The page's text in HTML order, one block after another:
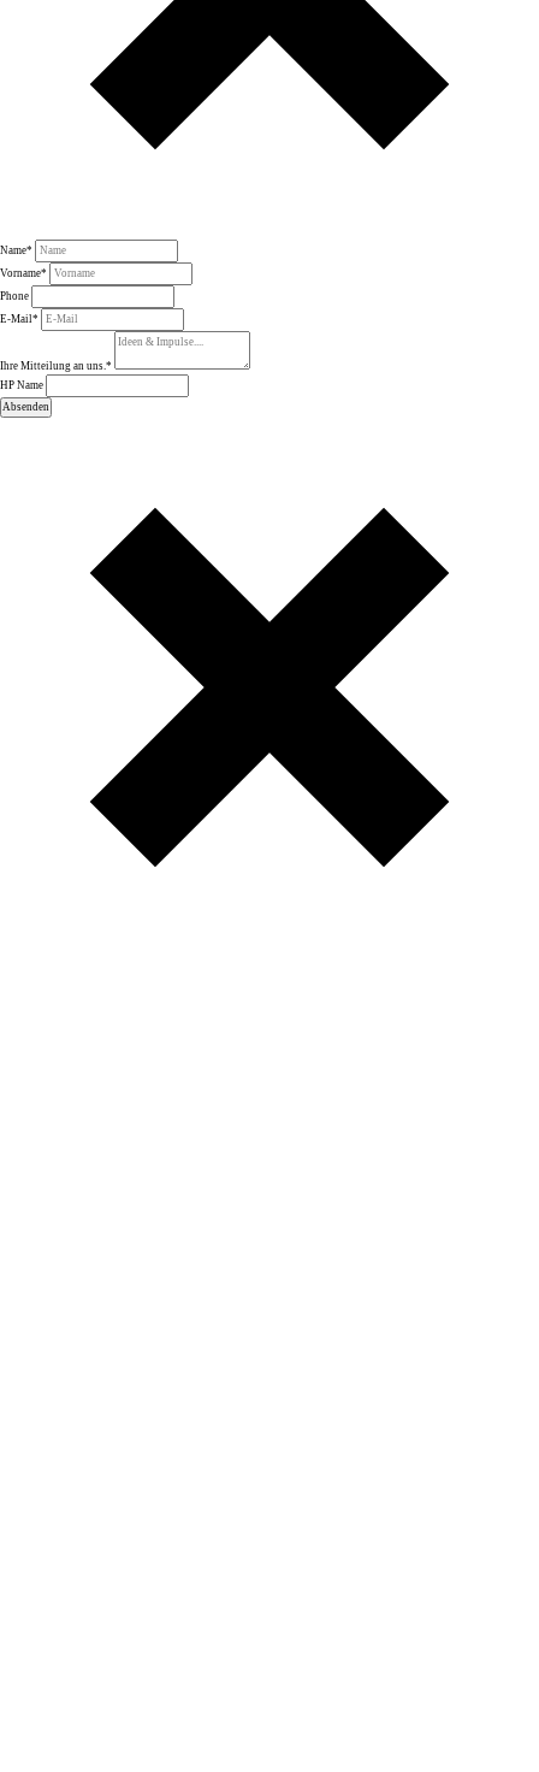
Name*
Vorname*
Phone
E-Mail*
Ihre Mitteilung an uns.*
HP Name
Absenden